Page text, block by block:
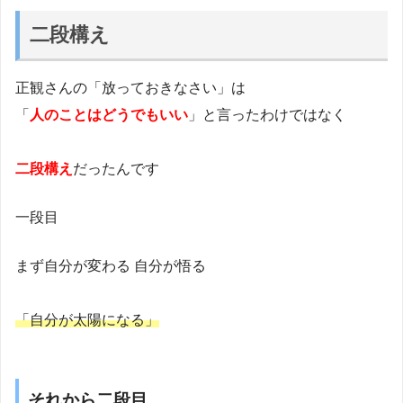
二段構え
正観さんの「放っておきなさい」は
「 人のことはどうでもいい 」と言ったわけではなく
二段構え だったんです
一段目
まず自分が変わる 自分が悟る
「自分が太陽になる」